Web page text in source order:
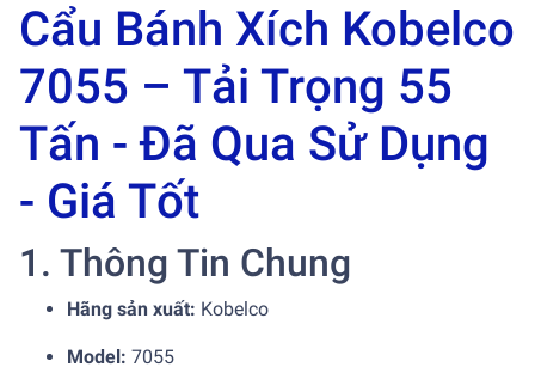
Cẩu Bánh Xích Kobelco
7055 – Tải Trọng 55
Tấn - Đã Qua Sử Dụng
- Giá Tốt
1. Thông Tin Chung
Hãng sản xuất: Kobelco
Model: 7055